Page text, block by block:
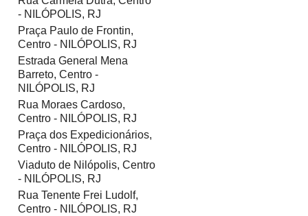
- NILÓPOLIS, RJ
Praça Paulo de Frontin,
Centro - NILÓPOLIS, RJ
Estrada General Mena
Barreto, Centro -
NILÓPOLIS, RJ
Rua Moraes Cardoso,
Centro - NILÓPOLIS, RJ
Praça dos Expedicionários,
Centro - NILÓPOLIS, RJ
Viaduto de Nilópolis, Centro
- NILÓPOLIS, RJ
Rua Tenente Frei Ludolf,
Centro - NILÓPOLIS, RJ